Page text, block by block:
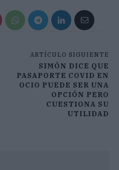
ARTÍCULO SIGUIENTE
SIMÓN DICE QUE
PASAPORTE COVID EN
OCIO PUEDE SER UNA
OPCIÓN PERO
CUESTIONA SU
UTILIDAD